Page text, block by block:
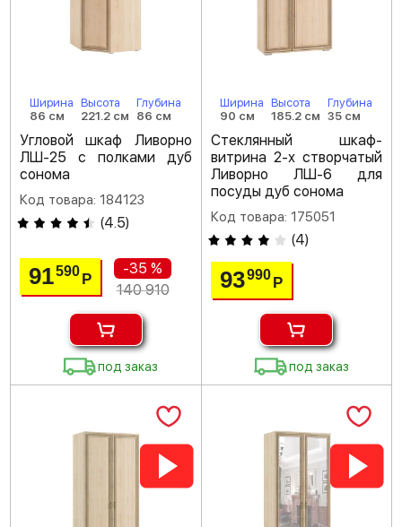
Ширина
86 см
Высота
221.2 см
Глубина
86 см
Угловой шкаф Ливорно
ЛШ-25 с полками дуб
сонома
Код товара: 184123
(4.5)
91590Р
-35 %
140 910
под заказ
Ширина
90 см
Высота
185.2 см
Глубина
35 см
Стеклянный шкаф-
витрина 2-х створчатый
Ливорно ЛШ-6 для
посуды дуб сонома
Код товара: 175051
(4)
93990 Р
под заказ